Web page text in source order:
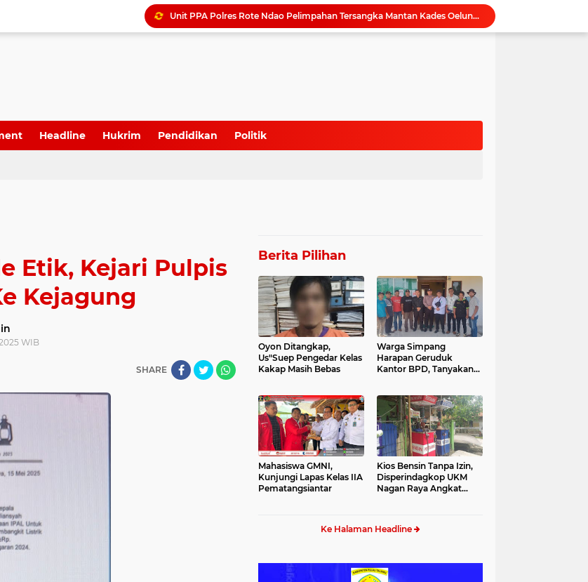
Unit PPA Polres Rote Ndao Pelimpahan Tersangka Mantan Kades Oelunggu
Polisi Hadir di Seed Resort Untuk Pengamanan, Tak Ada Intimidasi Terhadap WNA, Keributan di duga Konflik Internal.
Pemkot Bekasi Tunjuk PTMP Kelola Pasar Baru
Wakil Ketua II DPRK Nagan Raya Resmi Buka Safari Penyuluhan IPARI, Ratusan Siswa MAN Inovasi Ikuti Talkshow "Sinergi Lintas Pilar Membentengi Generasi Emas
Headline Hukrim Pendidikan Politik
Etik, Kejari Pulpis
Kejagung
WIB
SHARE
Berita Pilihan
Oyon Ditangkap,
Us"Suep Pengedar Kelas
Kakap Masih Bebas
Warga Simpang
Harapan Geruduk
Kantor BPD, Tanyakan
Mahasiswa GMNI,
Kunjungi Lapas Kelas IIA
Pematangsiantar
Kios Bensin Tanpa Izin,
Disperindagkop UKM
Nagan Raya Angkat
Ke Halaman Headline